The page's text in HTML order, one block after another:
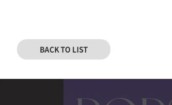
BACK TO LIST